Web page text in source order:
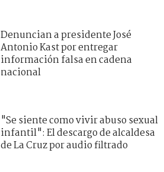
Denuncian a presidente José
Antonio Kast por entregar
información falsa en cadena
nacional
"Se siente como vivir abuso sexual
infantil": El descargo de alcaldesa
de La Cruz por audio filtrado